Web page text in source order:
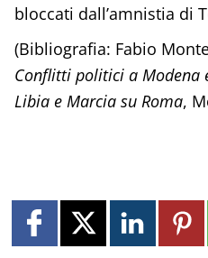
bloccati dall’amnistia di
(Bibliografia: Fabio
Conflitti politici a Modena
Libia e Marcia su Roma,